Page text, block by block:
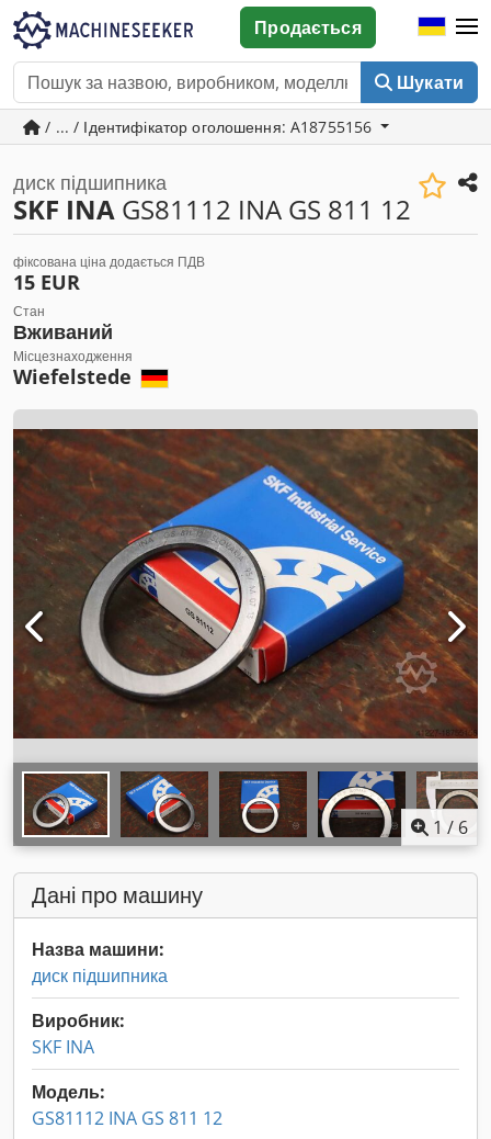
Шукати
Продається
/ ... / Ідентифікатор оголошення: A18755156
диск підшипника
SKF INA GS81112 INA GS 811 12
фіксована ціна додається ПДВ
15 EUR
Стан
Вживаний
Місцезнаходження
Wiefelstede
1 /6
Дані про машину
Назва машини:
диск підшипника
Виробник:
SKF INA
Модель:
GS81112 INA GS 811 12